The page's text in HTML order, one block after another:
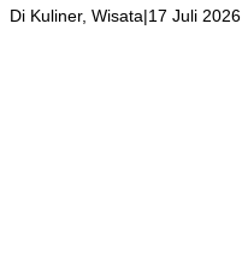
Di Kuliner, Wisata|17 Juli 2026